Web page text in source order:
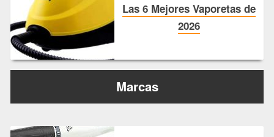
Las 6 Mejores Vaporetas de
2026
Marcas